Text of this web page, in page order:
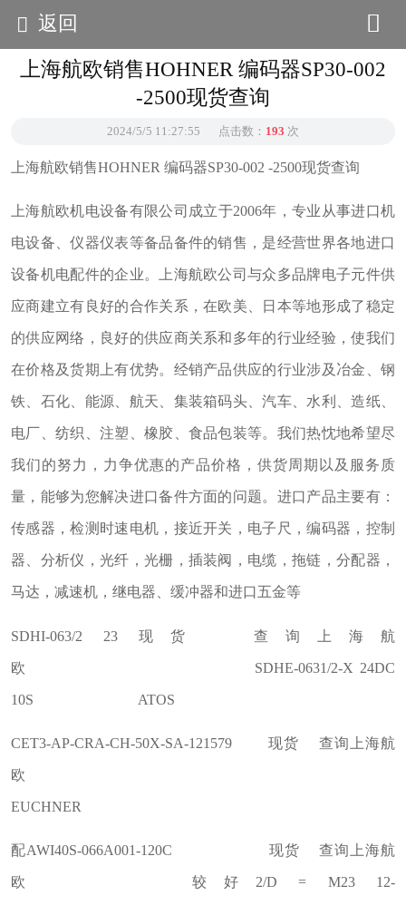
返回
上海航欧销售HOHNER 编码器SP30-002
-2500现货查询
2024/5/5 11:27:55 点击数： 193 次
上海航欧销售HOHNER 编码器SP30-002 -2500现货查询
上海航欧机电设备有限公司成立于2006年，专业从事进口机
电设备、仪器仪表等备品备件的销售，是经营世界各地进口
设备机电配件的企业。上海航欧公司与众多品牌电子元件供
应商建立有良好的合作关系，在欧美、日本等地形成了稳定
的供应网络，良好的供应商关系和多年的行业经验，使我们
在价格及货期上有优势。经销产品供应的行业涉及冶金、钢
铁、石化、能源、航天、集装箱码头、汽车、水利、造纸、
电厂、纺织、注塑、橡胶、食品包装等。我们热忱地希望尽
我们的努力，力争优惠的产品价格，供货周期以及服务质
量，能够为您解决进口备件方面的问题。进口产品主要有：
传感器，检测时速电机，接近开关，电子尺，编码器，控制
器、分析仪，光纤，光栅，插装阀，电缆，拖链，分配器，
马达，减速机，继电器、缓冲器和进口五金等
SDHI-063/2 23 现货 查询上海航
欧 SDHE-0631/2-X 24DC
10S ATOS
CET3-AP-CRA-CH-50X-SA-121579 现货 查询上海航
欧
EUCHNER
配AWI40S-066A001-120C 现货 查询上海航
欧 较好2/D = M23 12-